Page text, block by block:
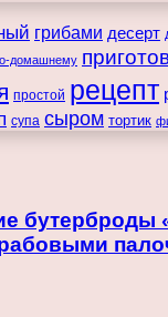
грибами десерт
домашнему
простой рецепт
супа сыром тортик
бутерброды